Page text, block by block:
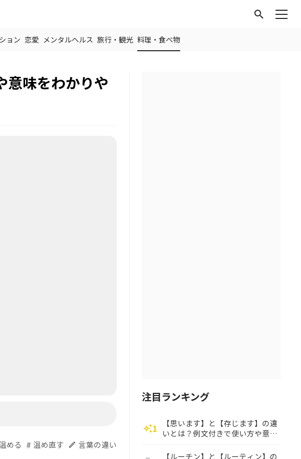
search
ョン 恋愛 メンタルヘルス 旅行・観光 料理・食べ物
意味をわかりや
める # 温め直す edit 言葉の違い
注目ランキング
auto_awesome1
【思います】と【存じます】の違
いとは？例文付きで使い方や意味
【ルーチン】と【ルーティン】の